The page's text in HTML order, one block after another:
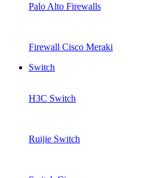
Palo Alto Firewalls
Firewall Cisco Meraki
Switch
H3C Switch
Ruijie Switch